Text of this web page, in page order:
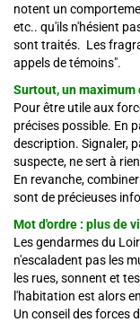
notent un
etc.. qu'ils n'hésient
sont traités. Les
appels de témoins".
Surtout, un maximum
Pour être utile aux
précises possible. En
description. Signaler,
suspecte, ne sert à
En revanche,
sont de précieuses
Mot d'ordre : plus de
Les gendarmes du
n'escaladent pas les
les rues, sonnent et
l'habitation est alors
Un conseil des forces